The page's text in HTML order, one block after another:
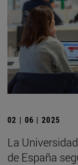
02 | 06 | 2025
La
de España